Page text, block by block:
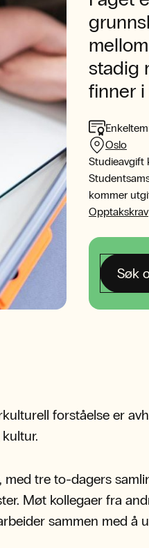
stadig
finner i
Oslo
Studieavgift
kommer
Opptakskrav
Søk
forståelse er
tre to-dagers
Møt kollegaer fra
sammen med å